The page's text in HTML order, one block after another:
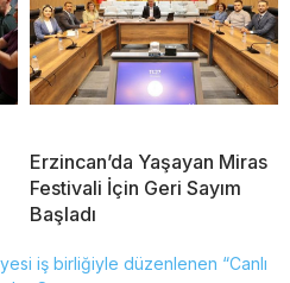
Erzincan’da Yaşayan Miras
Festivali İçin Geri Sayım
Başladı